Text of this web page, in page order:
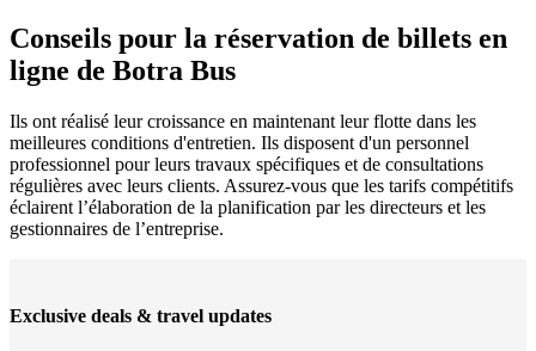
Conseils pour la réservation de billets en
ligne de Botra Bus
Ils ont réalisé leur croissance en maintenant leur flotte dans les
meilleures conditions d'entretien. Ils disposent d'un personnel
professionnel pour leurs travaux spécifiques et de consultations
régulières avec leurs clients. Assurez-vous que les tarifs compétitifs
éclairent l’élaboration de la planification par les directeurs et les
gestionnaires de l’entreprise.
Exclusive deals & travel updates